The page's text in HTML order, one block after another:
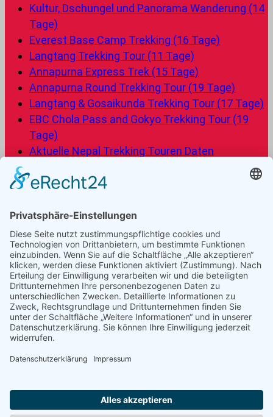
Kultur, Dschungel und Panorama Wanderung (14
Tage)
Everest Base Camp Trekking (16 Tage)
Langtang Trekking Tour (11 Tage)
Annapurna Express Trek (15 Tage)
Annapurna Round Trekking Tour (19 Tage)
Langtang & Gosaikunda Trekking Tour (17 Tage)
EBC Chola Pass and Gokyo Trekking Tour (19
Tage)
Aktuelle Nepal Trekking Touren Daten
Mardi Himal Trekkingtour (14 Tage)
Frage die Nepal Friends
Von den Nepal Friends kannst Du dich individuell und
professionell beraten lassen, und eine gut geplante
Reise erhalten, von der beide Seiten profitieren. Du
möchtest mehr über Nepal erfahren? Dann schreib
uns!
Kontaktformular
Besuche uns auf Instagram